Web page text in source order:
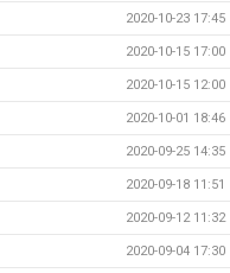
2020-10-23 17:45
2020-10-15 17:00
2020-10-15 12:00
2020-10-01 18:46
2020-09-25 14:35
2020-09-18 11:51
2020-09-12 11:32
2020-09-04 17:30